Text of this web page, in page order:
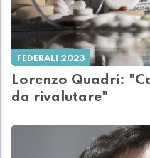
FEDERALI 2023
Lorenzo Quadri:
da rivalutare"